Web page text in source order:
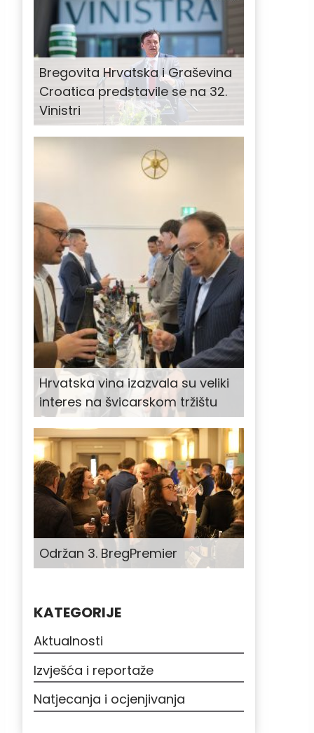
Bregovita Hrvatska i Graševina
Croatica predstavile se na 32.
Vinistri
Hrvatska vina izazvala su veliki
interes na švicarskom tržištu
Održan 3. BregPremier
KATEGORIJE
Aktualnosti
Izvješća i reportaže
Natjecanja i ocjenjivanja